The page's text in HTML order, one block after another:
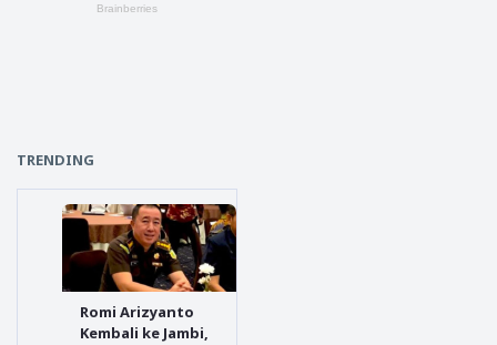
TRENDING
Romi Arizyanto
Kembali ke Jambi,